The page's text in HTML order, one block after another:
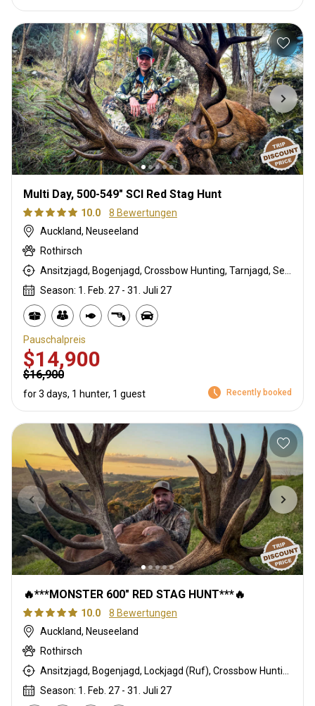
Multi Day, 500-549" SCI Red Stag Hunt
10.0
8 Bewertungen
Auckland, Neuseeland
Rothirsch
Season: 1. Feb. 27 - 31. Juli 27
Pauschalpreis
$14,900
$16,900
for 3 days, 1 hunter, 1 guest Recently booked
🔥***MONSTER 600" RED STAG HUNT***🔥
10.0
8 Bewertungen
Auckland, Neuseeland
Rothirsch
Ansitzjagd, Bogenjagd, Lockjagd (Ruf), Crossbow Hunting, Tarnjagd, Vorderlader, Büchsenjagd, Pirschjagd
Season: 1. Feb. 27 - 31. Juli 27